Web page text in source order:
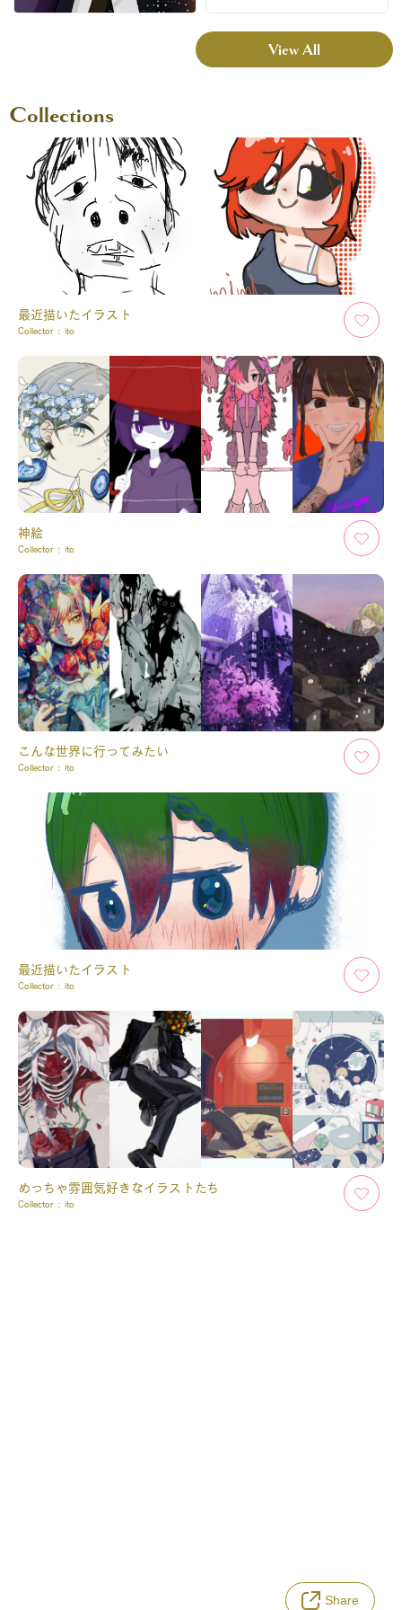
Share
View All
Collections
最近描いたイラスト
Collector : ito
神絵
Collector : ito
こんな世界に行ってみたい
Collector : ito
最近描いたイラスト
Collector : ito
めっちゃ雰囲気好きなイラストたち
Collector : ito